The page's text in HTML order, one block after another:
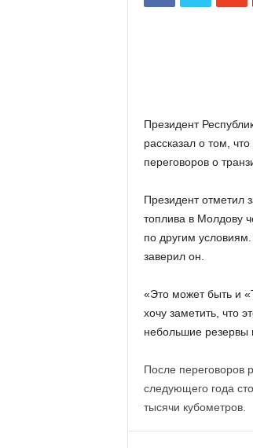
Президент
рассказал о том,
переговоров о
Президент отметил
топлива в Молдову
по другим
заверил он.
«Это может быть и
хочу заметить, что
небольшие резервы
После переговоров
следующего года
тысячи кубометров.